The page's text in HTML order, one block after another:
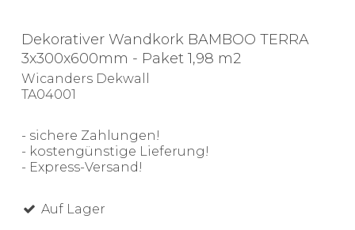
Dekorativer Wandkork BAMBOO TERRA
3x300x600mm - Paket 1,98 m2
Wicanders Dekwall
TA04001
- sichere Zahlungen!
- kostengünstige Lieferung!
- Express-Versand!
Auf Lager